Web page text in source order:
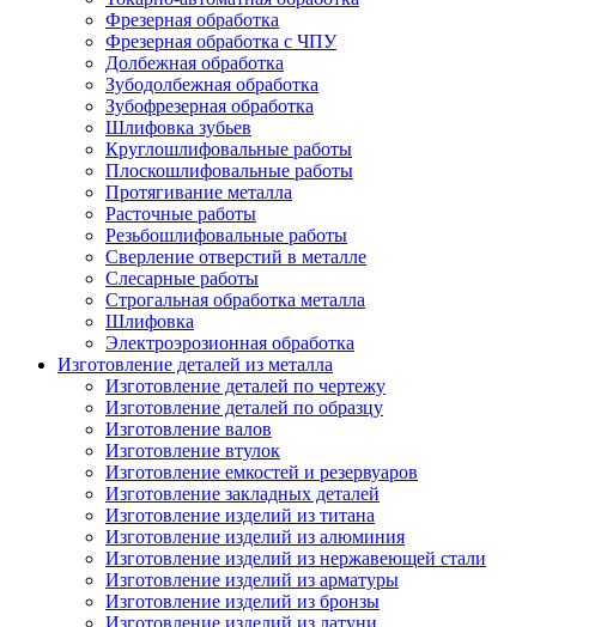
Фрезерная обработка
Фрезерная обработка c ЧПУ
Долбежная обработка
Зубодолбежная обработка
Зубофрезерная обработка
Шлифовка зубьев
Круглошлифовальные работы
Плоскошлифовальные работы
Протягивание металла
Расточные работы
Резьбошлифовальные работы
Сверление отверстий в металле
Слесарные работы
Строгальная обработка металла
Шлифовка
Электроэрозионная обработка
Изготовление деталей из металла
Изготовление деталей по чертежу
Изготовление деталей по образцу
Изготовление валов
Изготовление втулок
Изготовление емкостей и резервуаров
Изготовление закладных деталей
Изготовление изделий из титана
Изготовление изделий из алюминия
Изготовление изделий из нержавеющей стали
Изготовление изделий из арматуры
Изготовление изделий из бронзы
Изготовление изделий из латуни